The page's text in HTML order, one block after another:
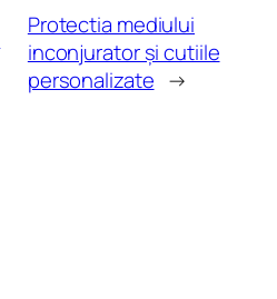
Protectia mediului
inconjurator și cutiile
personalizate →